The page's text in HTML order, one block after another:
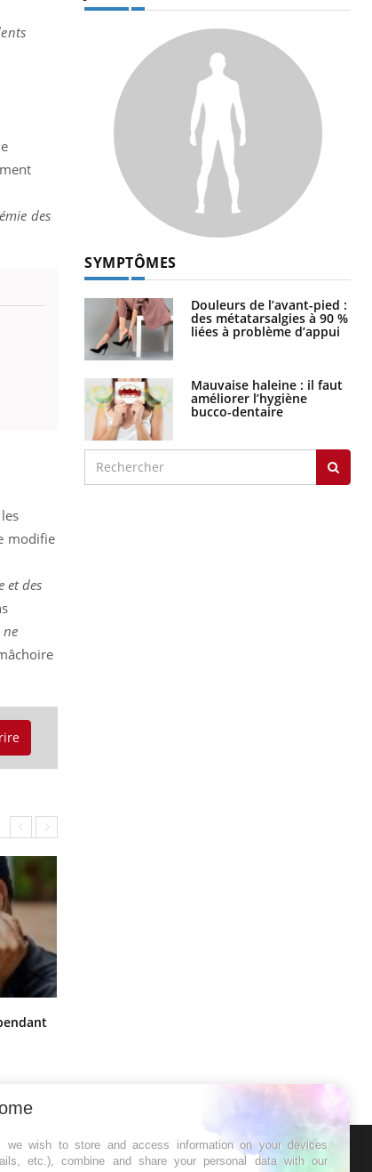
des
modifie
et des
SYMPTÔMES
Douleurs de l’avant-pied :
des métatarsalgies à 90 %
liées à problème d’appui
Mauvaise haleine : il faut
améliorer l’hygiène
bucco-dentaire
we wish to store and access information on your devices
etc.), combine and share your personal data with our